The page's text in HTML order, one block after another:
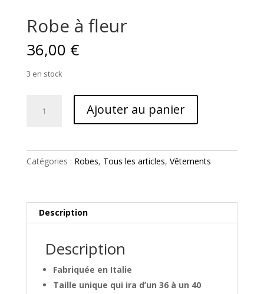
Robe à fleur
36,00 €
3 en stock
fleur
Ajouter au panier
Catégories : Robes, Tous les articles, Vêtements
Description
Description
Fabriquée en Italie
Taille unique qui ira d’un 36 à un 40